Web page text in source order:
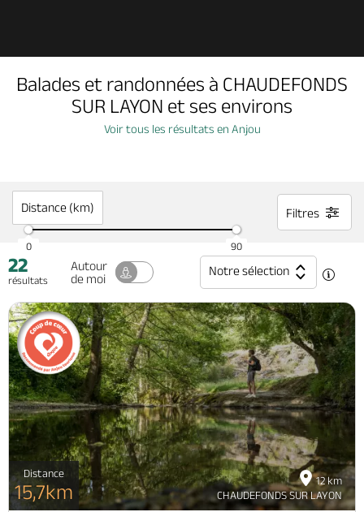
À voir, à faire
Dormir, manger
Séjours, cadeaux
Billetterie en ligne
Brochures & Cartes Offices de tourisme Comment venir ? Ecrivez-nous
Balades et randonnées à CHAUDEFONDS
SUR LAYON et ses environs
Voir tous les résultats en Anjou
Distance (km)
0 90
Filtres
22
résultats
Autour
de moi
Notre sélection
12 km
CHAUDEFONDS SUR LAYON
Distance
15,7km